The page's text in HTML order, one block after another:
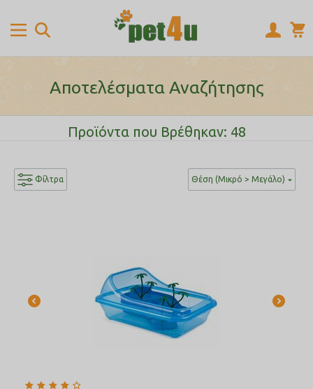
Αποτελέσματα Αναζήτησης
Προϊόντα που Βρέθηκαν: 48
Φίλτρα Θέση (Μικρό > Μεγάλο)